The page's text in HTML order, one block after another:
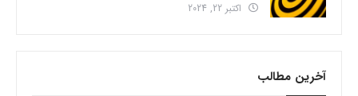
اکتبر 22, 2024
آخرین مطالب